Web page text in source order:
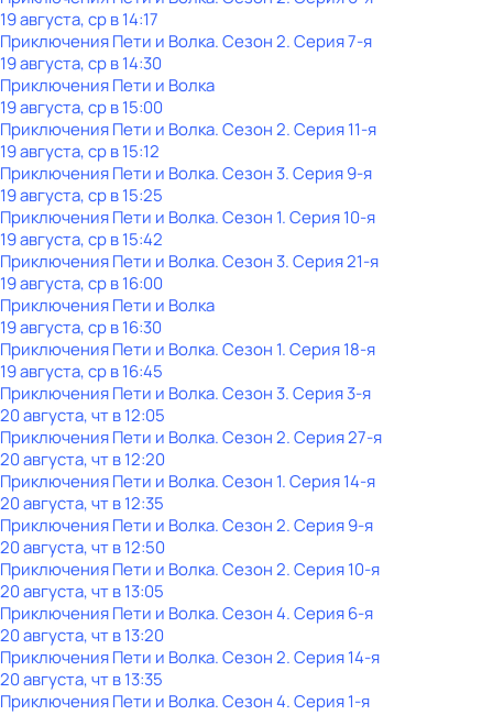
19 августа, ср в 14:17
Приключения Пети и Волка. Сезон 2. Серия 7-я
19 августа, ср в 14:30
Приключения Пети и Волка
19 августа, ср в 15:00
Приключения Пети и Волка. Сезон 2. Серия 11-я
19 августа, ср в 15:12
Приключения Пети и Волка. Сезон 3. Серия 9-я
19 августа, ср в 15:25
Приключения Пети и Волка. Сезон 1. Серия 10-я
19 августа, ср в 15:42
Приключения Пети и Волка. Сезон 3. Серия 21-я
19 августа, ср в 16:00
Приключения Пети и Волка
19 августа, ср в 16:30
Приключения Пети и Волка. Сезон 1. Серия 18-я
19 августа, ср в 16:45
Приключения Пети и Волка. Сезон 3. Серия 3-я
20 августа, чт в 12:05
Приключения Пети и Волка. Сезон 2. Серия 27-я
20 августа, чт в 12:20
Приключения Пети и Волка. Сезон 1. Серия 14-я
20 августа, чт в 12:35
Приключения Пети и Волка. Сезон 2. Серия 9-я
20 августа, чт в 12:50
Приключения Пети и Волка. Сезон 2. Серия 10-я
20 августа, чт в 13:05
Приключения Пети и Волка. Сезон 4. Серия 6-я
20 августа, чт в 13:20
Приключения Пети и Волка. Сезон 2. Серия 14-я
20 августа, чт в 13:35
Приключения Пети и Волка. Сезон 4. Серия 1-я